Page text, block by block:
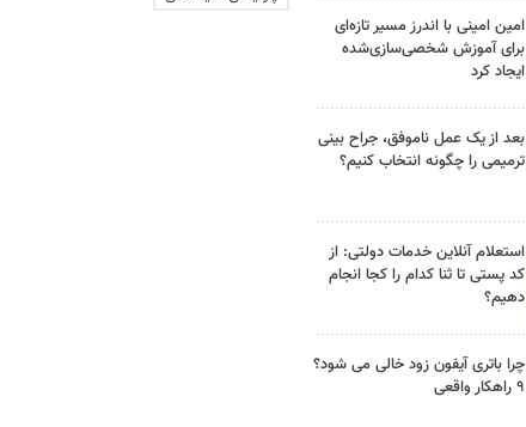
امین امینی با اندرز مسیر تازه‌ای
برای آموزش شخصی‌سازی‌شده
ایجاد کرد
بعد از یک عمل ناموفق، جراح بینی
ترمیمی را چگونه انتخاب کنیم؟
استعلام آنلاین خدمات دولتی: از
کد پستی تا ثنا کدام را کجا انجام
دهیم؟
چرا باتری آیفون زود خالی می شود؟
۹ راهکار واقعی